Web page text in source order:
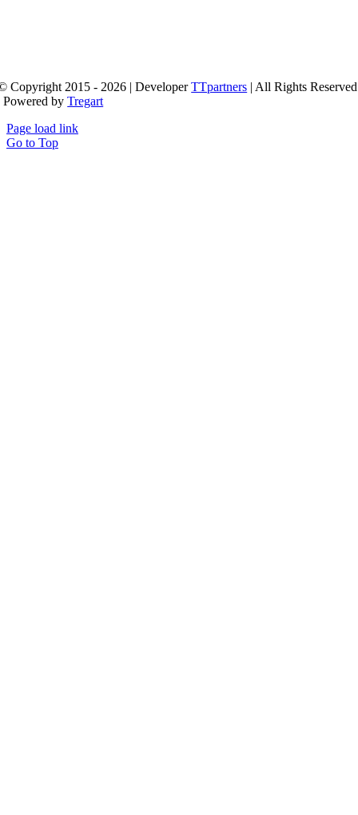
Copyright 2015 - 2026 | DeveloperTTpartners | All Rights Reserved
Powered byTregart
Page load link
Go to Top